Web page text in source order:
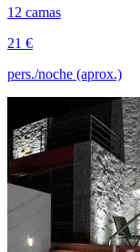
12 camas
21 €
pers./noche (aprox.)